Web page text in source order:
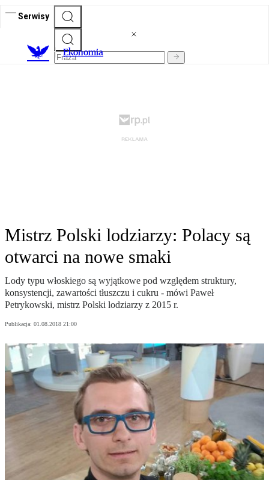
Serwisy
Ekonomia
Mistrz Polski lodziarzy: Polacy są
otwarci na nowe smaki
Lody typu włoskiego są wyjątkowe pod względem struktury,
konsystencji, zawartości tłuszczu i cukru - mówi Paweł
Petrykowski, mistrz Polski lodziarzy z 2015 r.
Publikacja: 01.08.2018 21:00